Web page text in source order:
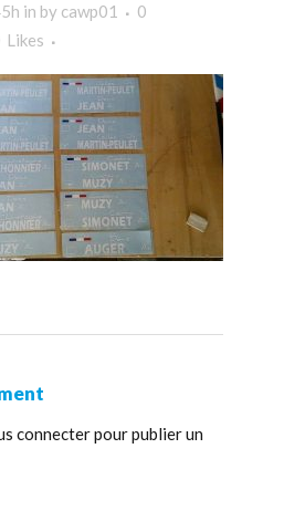
in by cawp01
0
Likes
connecterpour publier un